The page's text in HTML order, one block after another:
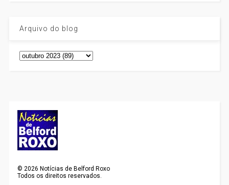
Arquivo do blog
© 2026 Notícias de Belford Roxo
Todos os direitos reservados.